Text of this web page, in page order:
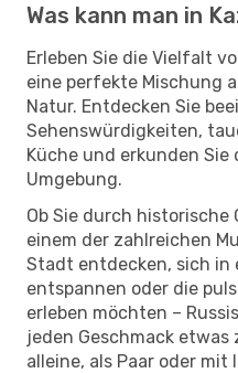
Was kann man in
Erleben Sie die Vielfalt
eine perfekte Mischung
Natur. Entdecken Sie
Sehenswürdigkeiten,
Küche und erkunden
Umgebung.
Ob Sie durch historische
einem der zahlreichen
Stadt entdecken, sich in
entspannen oder die
erleben möchten –
jeden Geschmack etwas
alleine, als Paar oder mit